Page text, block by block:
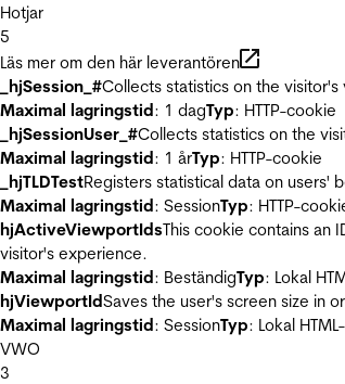
Hotjar
5
Läs mer om den här leverantören
_hjSession_#Collects statistics on the
Maximal lagringstid: 1 dagTyp: HTTP-cookie
_hjSessionUser_#Collects statistics on the
Maximal lagringstid: 1 årTyp: HTTP-cookie
_hjTLDTestRegisters statistical data on users'
Maximal lagringstid: SessionTyp: HTTP-
hjActiveViewportIdsThis cookie contains an
visitor's experience.
Maximal lagringstid: BeständigTyp: Lokal
hjViewportIdSaves the user's screen size in
Maximal lagringstid: SessionTyp: Lokal
VWO
3